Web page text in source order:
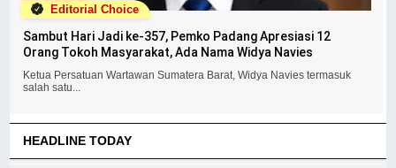
Editorial Choice
Sambut Hari Jadi ke-357, Pemko Padang Apresiasi 12
Orang Tokoh Masyarakat, Ada Nama Widya Navies
Ketua Persatuan Wartawan Sumatera Barat, Widya Navies termasuk
salah satu...
HEADLINE TODAY